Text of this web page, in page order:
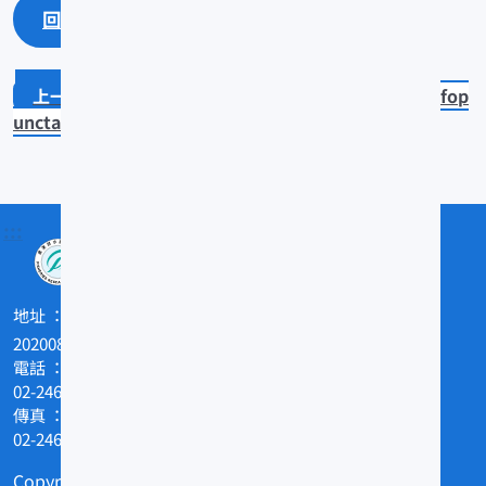
回上一頁
Trapezia rufop
unctata
:::
地址
202008基隆市和一路199號
電話
02-24622101
傳真
02-24629388
Copyright © 農業部水產試驗所